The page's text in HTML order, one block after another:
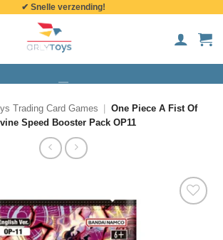
✔ Snelle verzending!
Trading Card Games
One Piece A Fist Of
Speed Booster Pack OP11